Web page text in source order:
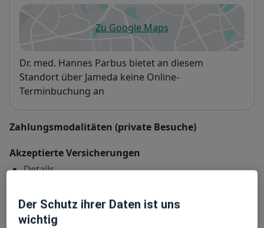
Zu Google Mapsöffnet in einer neuen
Verfügbarkeit
Dr. med. Hannes Parbus bietet an diesem
Standort über Jameda keine Online-
Terminbuchung an
Zahlungsmodalitäten (private Besuche)
Akzeptierte Versicherungen
Details
08341 96...Telefonnummer anzeigen
Der Schutz ihrer Daten ist uns
wichtig